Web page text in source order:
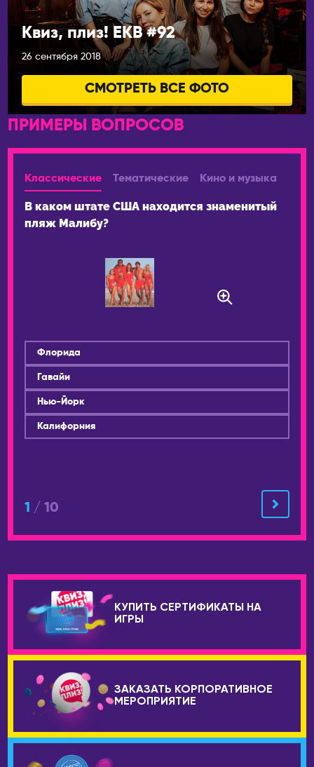
Брисбен
Мельбурн
Сидней
Вена
АЗЕРБАЙДЖАН
Баку
АРГЕНТИНА
Париж
ЧЕРНОГОРИЯ
Будва
ЧЕХИЯ
ШВЕЙЦАРИЯ
Квиз, плиз! EKB #92
26 сентября 2018
СМОТРЕТЬ ВСЕ ФОТО
ПРИМЕРЫ ВОПРОСОВ
Классические Тематические Кино и музыка
В каком штате США находится знаменитый
пляж Малибу?
Флорида
Гавайи
Нью-Йорк
Калифорния
1 / 10
КУПИТЬ СЕРТИФИКАТЫ НА
ИГРЫ
ЗАКАЗАТЬ КОРПОРАТИВНОЕ
МЕРОПРИЯТИЕ